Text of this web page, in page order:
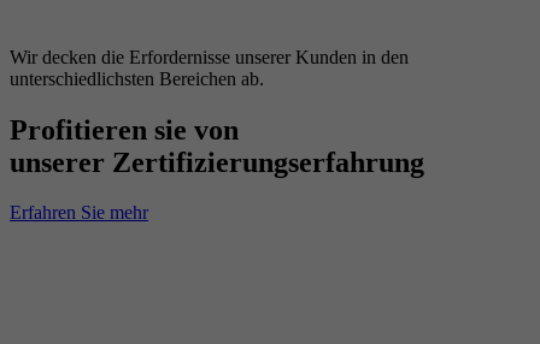
Wir decken die Erfordernisse unserer Kunden in den
unterschiedlichsten Bereichen ab.
Profitieren sie von
unserer Zertifizierungserfahrung
Erfahren Sie mehr